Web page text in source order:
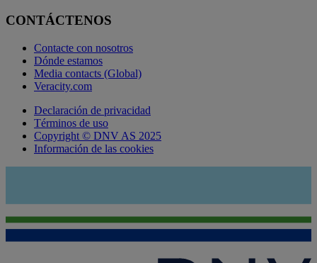
CONTÁCTENOS
Contacte con nosotros
Dónde estamos
Media contacts (Global)
Veracity.com
Declaración de privacidad
Términos de uso
Copyright © DNV AS 2025
Información de las cookies